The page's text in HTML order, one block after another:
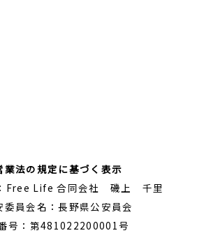
業法の規定に基づく表示
Free Life 合同会社 磯上 千里
委員会名：長野県公安員会
号：第481022200001号